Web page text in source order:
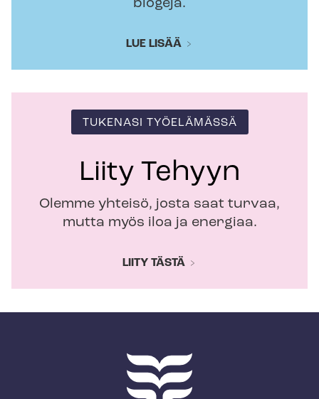
blogeja.
LUE LISÄÄ
TUKENASI TYÖELÄMÄSSÄ
Liity Tehyyn
Olemme yhteisö, josta saat turvaa,
mutta myös iloa ja energiaa.
LIITY TÄSTÄ